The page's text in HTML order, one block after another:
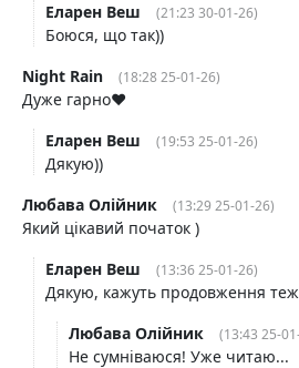
Еларен Веш
(21:23 30-01-26)
Боюся, що так))
Night Rain
(18:28 25-01-26)
Дуже гарно❤️
Еларен Веш
(19:53 25-01-26)
Дякую))
Любава Олійник
(13:29 25-01-26)
Який цікавий початок )
Еларен Веш
(13:36 25-01-26)
Дякую, кажуть продовження теж
Любава Олійник
(13:43 25-
Не сумніваюся! Уже читаю...